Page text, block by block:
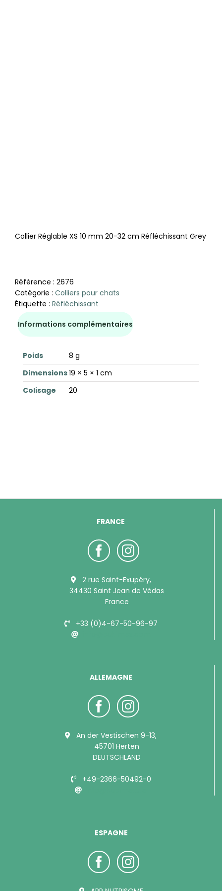
Collier Réglable XS 10 mm 20-32 cm Réfléchissant Grey
Référence : 2676
Catégorie : Colliers pour chats
Étiquette : Réfléchissant
Informations complémentaires
Poids
8 g
Dimensions19 × 5 × 1 cm
Colisage
20
FRANCE
2 rue Saint-Exupéry,
34430 Saint Jean de Védas
France
+33 (0)4-67-50-96-97
ALLEMAGNE
An der Vestischen 9-13,
45701 Herten
DEUTSCHLAND
+49-2366-50492-0
ESPAGNE